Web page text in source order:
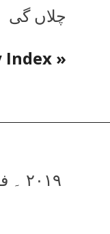
چلاں گی
« Back to Glossary Index